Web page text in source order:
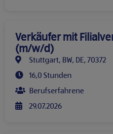
Verkäufer mit
(m/w/d)
Stuttgart, BW, DE, 70372
16,0 Stunden
Berufserfahrene
29.07.2026